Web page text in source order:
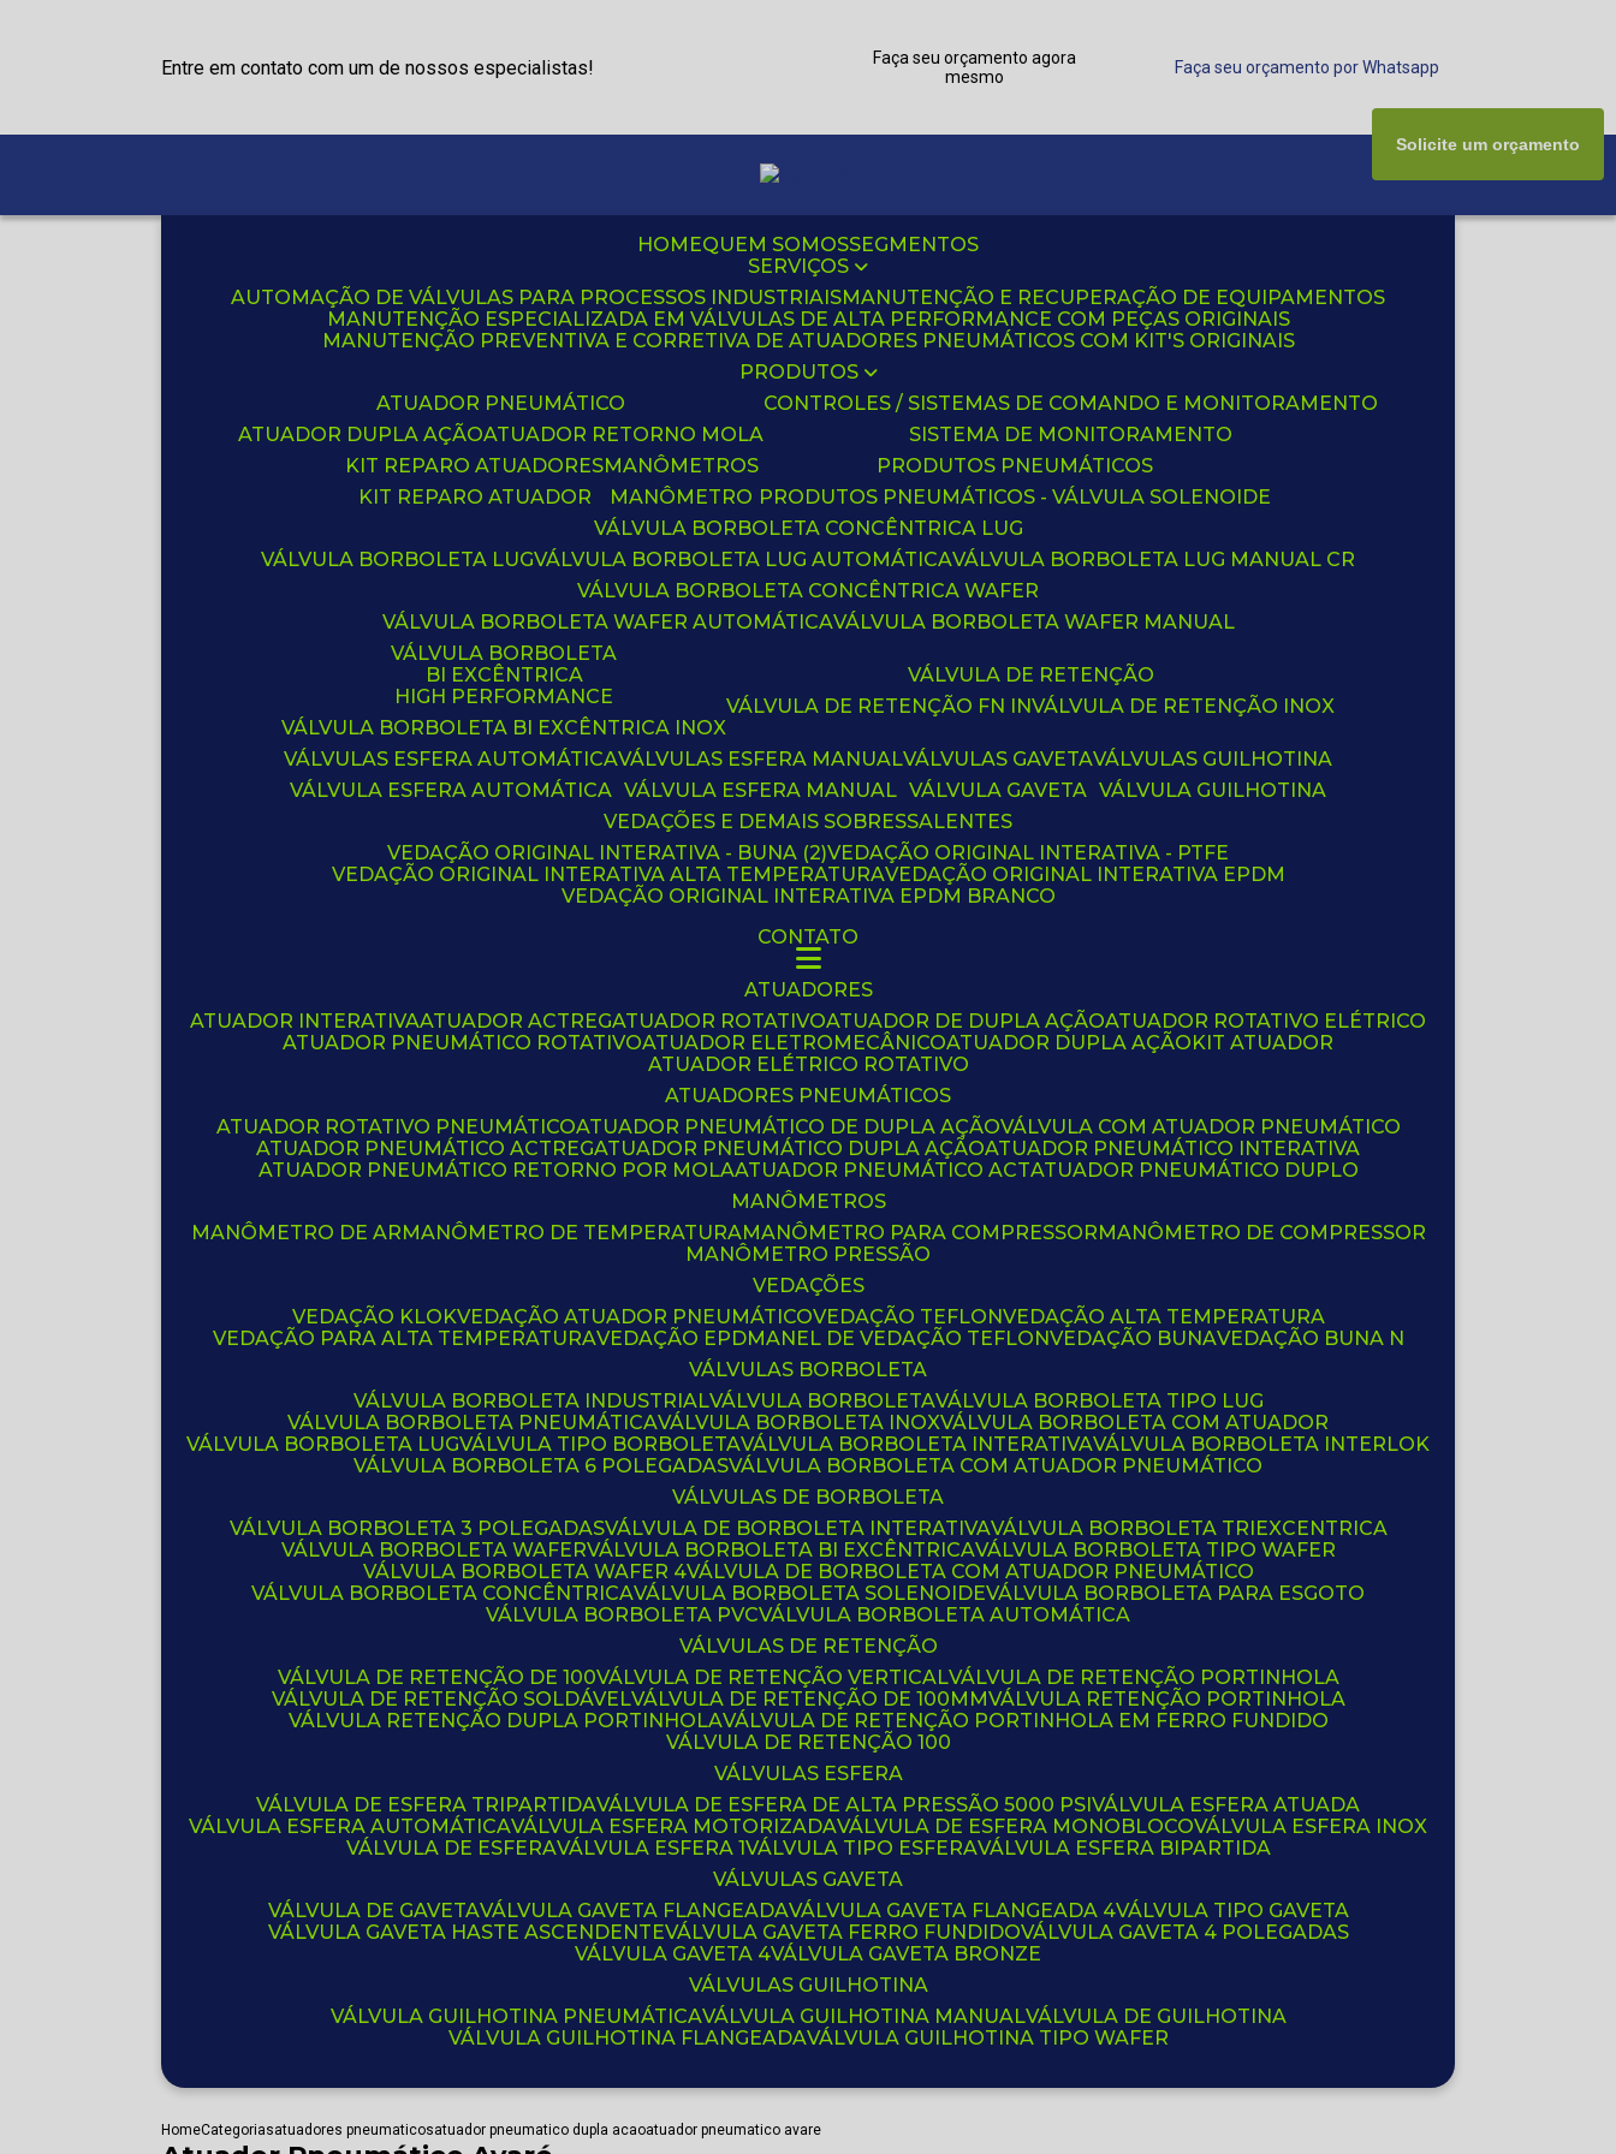
Entre em contato com um de nossos especialistas!
Faça seu orçamento agora
mesmo
Faça seu orçamento por Whatsapp
HOME QUEM SOMOS
SEGMENTOS
SERVIÇOS
AUTOMAÇÃO DE VÁLVULAS PARA PROCESSOS INDUSTRIAIS
MANUTENÇÃO E RECUPERAÇÃO DE EQUIPAMENTOS
MANUTENÇÃO ESPECIALIZADA EM VÁLVULAS DE ALTA PERFORMANCE COM PEÇAS ORIGINAIS
MANUTENÇÃO PREVENTIVA E CORRETIVA DE ATUADORES PNEUMÁTICOS COM KIT'S ORIGINAIS
PRODUTOS
ATUADOR PNEUMÁTICO
ATUADOR DUPLA AÇÃO
ATUADOR RETORNO MOLA
CONTROLES / SISTEMAS DE COMANDO E MONITORAMENTO
SISTEMA DE MONITORAMENTO
KIT REPARO ATUADORES
KIT REPARO ATUADOR
MANÔMETROS
MANÔMETRO
PRODUTOS PNEUMÁTICOS
PRODUTOS PNEUMÁTICOS - VÁLVULA SOLENOIDE
VÁLVULA BORBOLETA CONCÊNTRICA LUG
VÁLVULA BORBOLETA LUG VÁLVULA BORBOLETA LUG AUTOMÁTICA VÁLVULA BORBOLETA LUG MANUAL CR
VÁLVULA BORBOLETA CONCÊNTRICA WAFER
VÁLVULA BORBOLETA WAFER AUTOMÁTICA VÁLVULA BORBOLETA WAFER MANUAL
VÁLVULA BORBOLETA
BI EXCÊNTRICA
HIGH PERFORMANCE
VÁLVULA BORBOLETA BI EXCÊNTRICA INOX
VÁLVULA DE RETENÇÃO
VÁLVULA DE RETENÇÃO FN IN VÁLVULA DE RETENÇÃO INOX
VÁLVULAS ESFERA AUTOMÁTICA
VÁLVULA ESFERA AUTOMÁTICA
VÁLVULAS ESFERA MANUAL
VÁLVULA ESFERA MANUAL
VÁLVULAS GAVETA
VÁLVULA GAVETA
VÁLVULAS GUILHOTINA
VÁLVULA GUILHOTINA
VEDAÇÕES E DEMAIS SOBRESSALENTES
VEDAÇÃO ORIGINAL INTERATIVA - BUNA (2)
VEDAÇÃO ORIGINAL INTERATIVA - PTFE
VEDAÇÃO ORIGINAL INTERATIVA ALTA TEMPERATURA VEDAÇÃO ORIGINAL INTERATIVA EPDM
VEDAÇÃO ORIGINAL INTERATIVA EPDM BRANCO
CONTATO
ATUADORES
ATUADOR INTERATIVA ATUADOR ACTREG ATUADOR ROTATIVO ATUADOR DE DUPLA AÇÃO
ATUADOR ROTATIVO ELÉTRICO
ATUADOR PNEUMÁTICO ROTATIVO
ATUADOR ELETROMECÂNICO ATUADOR DUPLA AÇÃO
KIT ATUADOR
ATUADOR ELÉTRICO ROTATIVO
ATUADORES PNEUMÁTICOS
ATUADOR ROTATIVO PNEUMÁTICO
ATUADOR PNEUMÁTICO DE DUPLA AÇÃO VÁLVULA COM ATUADOR PNEUMÁTICO
ATUADOR PNEUMÁTICO ACTREG
ATUADOR PNEUMÁTICO DUPLA AÇÃO
ATUADOR PNEUMÁTICO INTERATIVA
ATUADOR PNEUMÁTICO RETORNO POR MOLA ATUADOR PNEUMÁTICO ACT
ATUADOR PNEUMÁTICO DUPLO
MANÔMETROS
MANÔMETRO DE AR
MANÔMETRO DE TEMPERATURA MANÔMETRO PARA COMPRESSOR
MANÔMETRO DE COMPRESSOR
MANÔMETRO PRESSÃO
VEDAÇÕES
VEDAÇÃO KLOK VEDAÇÃO ATUADOR PNEUMÁTICO VEDAÇÃO TEFLON
VEDAÇÃO ALTA TEMPERATURA
VEDAÇÃO PARA ALTA TEMPERATURA VEDAÇÃO EPDM ANEL DE VEDAÇÃO TEFLON VEDAÇÃO BUNA VEDAÇÃO BUNA N
VÁLVULAS BORBOLETA
VÁLVULA BORBOLETA INDUSTRIAL VÁLVULA BORBOLETA VÁLVULA BORBOLETA TIPO LUG
VÁLVULA BORBOLETA PNEUMÁTICA VÁLVULA BORBOLETA INOX VÁLVULA BORBOLETA COM ATUADOR
VÁLVULA BORBOLETA LUG VÁLVULA TIPO BORBOLETA VÁLVULA BORBOLETA INTERATIVA VÁLVULA BORBOLETA INTERLOK
VÁLVULA BORBOLETA 6 POLEGADAS VÁLVULA BORBOLETA COM ATUADOR PNEUMÁTICO
VÁLVULAS DE BORBOLETA
VÁLVULA BORBOLETA 3 POLEGADAS VÁLVULA DE BORBOLETA INTERATIVA VÁLVULA BORBOLETA TRIEXCENTRICA
VÁLVULA BORBOLETA WAFER VÁLVULA BORBOLETA BI EXCÊNTRICA VÁLVULA BORBOLETA TIPO WAFER
VÁLVULA BORBOLETA WAFER 4 VÁLVULA DE BORBOLETA COM ATUADOR PNEUMÁTICO
VÁLVULA BORBOLETA CONCÊNTRICA VÁLVULA BORBOLETA SOLENOIDE VÁLVULA BORBOLETA PARA ESGOTO
VÁLVULA BORBOLETA PVC VÁLVULA BORBOLETA AUTOMÁTICA
VÁLVULAS DE RETENÇÃO
VÁLVULA DE RETENÇÃO DE 100 VÁLVULA DE RETENÇÃO VERTICAL VÁLVULA DE RETENÇÃO PORTINHOLA
VÁLVULA DE RETENÇÃO SOLDÁVEL VÁLVULA DE RETENÇÃO DE 100MM
VÁLVULA RETENÇÃO PORTINHOLA
VÁLVULA RETENÇÃO DUPLA PORTINHOLA VÁLVULA DE RETENÇÃO PORTINHOLA EM FERRO FUNDIDO
VÁLVULA DE RETENÇÃO 100
VÁLVULAS ESFERA
VÁLVULA DE ESFERA TRIPARTIDA VÁLVULA DE ESFERA DE ALTA PRESSÃO 5000 PSI VÁLVULA ESFERA ATUADA
VÁLVULA ESFERA AUTOMÁTICA VÁLVULA ESFERA MOTORIZADA VÁLVULA DE ESFERA MONOBLOCO VÁLVULA ESFERA INOX
VÁLVULA DE ESFERA VÁLVULA ESFERA 1 VÁLVULA TIPO ESFERA VÁLVULA ESFERA BIPARTIDA
VÁLVULAS GAVETA
VÁLVULA DE GAVETA VÁLVULA GAVETA FLANGEADA VÁLVULA GAVETA FLANGEADA 4 VÁLVULA TIPO GAVETA
VÁLVULA GAVETA HASTE ASCENDENTE VÁLVULA GAVETA FERRO FUNDIDO VÁLVULA GAVETA 4 POLEGADAS
VÁLVULA GAVETA 4 VÁLVULA GAVETA BRONZE
VÁLVULAS GUILHOTINA
VÁLVULA GUILHOTINA PNEUMÁTICA VÁLVULA GUILHOTINA MANUAL VÁLVULA DE GUILHOTINA
VÁLVULA GUILHOTINA FLANGEADA VÁLVULA GUILHOTINA TIPO WAFER
Solicite um orçamento
HomeCategoriasatuadores pneumaticosatuador pneumatico dupla acaoatuador pneumatico avare